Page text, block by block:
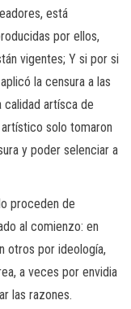
está
por ellos,
vigentes; Y si por si
la censura a las
calidad artísca de
solo tomaron
y poder selenciar a
proceden de
al comienzo: en
otros por ideología,
a veces por envidia
las razones.